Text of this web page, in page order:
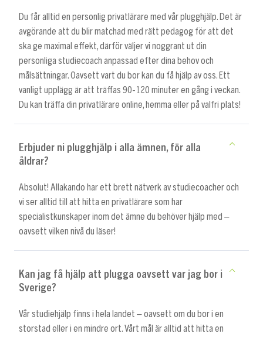
Du får alltid en personlig privatlärare med vår plugghjälp. Det är
avgörande att du blir matchad med rätt pedagog för att det
ska ge maximal effekt, därför väljer vi noggrant ut din
personliga studiecoach anpassad efter dina behov och
målsättningar. Oavsett vart du bor kan du få hjälp av oss. Ett
vanligt upplägg är att träffas 90-120 minuter en gång i veckan.
Du kan träffa din privatlärare online, hemma eller på valfri plats!
Erbjuder ni plugghjälp i alla ämnen, för alla
åldrar?
Absolut! Allakando har ett brett nätverk av studiecoacher och
vi ser alltid till att hitta en privatlärare som har
specialistkunskaper inom det ämne du behöver hjälp med –
oavsett vilken nivå du läser!
Kan jag få hjälp att plugga oavsett var jag bor i
Sverige?
Vår studiehjälp finns i hela landet – oavsett om du bor i en
storstad eller i en mindre ort. Vårt mål är alltid att hitta en